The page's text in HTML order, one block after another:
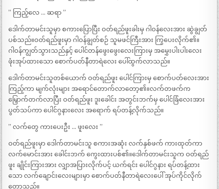
” ကြည့်လေ … ဆရာ ”
ဒေါက်တာမင်းသူမှာ စကားပြောပြီး ဝတ်ရည်ဖူးခါးမှ ဂါဝန်လေးအား ဆွဲချွတ်
ပစ်သည်။ဝတ်ရည်ဖူးမှာ ဂါဝန်ချွတ်စဉ် သူမဖင်ကြီးအား ကြွပေးလိုက်၏။
ဂါဝန်ကျွတ်သွားသည်နှင့် ပေါင်တန်ဖွေးဖွေးလေးကြားမှ အမွှေးပါးပါးလေး
ဖုံးအုပ်ထားသော စောက်ပတ်နီတာရဲလေး ပေါ်ထွက်လာသည်။
ဒေါက်တာမင်းသူတစ်ယောက် ဝတ်ရည်ဖူး ပေါင်ကြားမှ စောက်ပတ်လေးအား
ကြည့်ကာ မျက်လုံးများ အရောင်တောက်လာတော့၏။လက်တဖက်က
မြှောက်တက်လာပြီး ဝတ်ရည်ဖူး ဒူးခေါင်း အတွင်းဘက်မှ ပေါင်ခြံလေးအား
ပွတ်သပ်ကာ ပေါင်ဂွနားလေး အရောက် ရပ်တန့်လိုက်သည်။
” လက်တွေ ကားပေးဦး … ဖူးလေး ”
ဝတ်ရည်ဖူးမှာ ဒေါက်တာမင်းသူ စကားအဆုံး လက်နှစ်ဖက် ကားထုတ်ကာ
လက်မောင်းအား ခေါင်းဘက် ကွေးထားပစ်၏။ဒေါက်တာမင်းသူက ဝတ်ရည်
ဖူး ချိုင်းကြားအား လျှာအပြားလိုက်ပင့် ယက်ရင်း ပေါင်ဂွနား ရပ်တန့်ထား
သော လက်ချောင်းလေးများမှာ စောက်ပတ်နီတာရဲလေးပေါ် အုပ်ကိုင်လိုက်
တော့သည်။